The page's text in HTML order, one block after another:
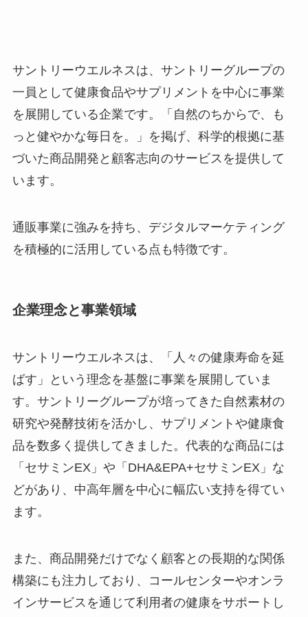
サントリーウエルネスは、サントリーグループの
一員として健康食品やサプリメントを中心に事業
を展開している企業です。「自然のちからで、も
っと健やかな毎日を。」を掲げ、科学的根拠に基
づいた商品開発と顧客志向のサービスを提供して
います。
通販事業に強みを持ち、デジタルマーケティング
を積極的に活用している点も特徴です。
企業理念と事業領域
サントリーウエルネスは、「人々の健康寿命を延
ばす」という理念を基盤に事業を展開していま
す。サントリーグループが培ってきた自然素材の
研究や発酵技術を活かし、サプリメントや健康食
品を数多く提供してきました。代表的な商品には
「セサミンEX」や「DHA&EPA+セサミンEX」な
どがあり、中高年層を中心に幅広い支持を得てい
ます。
また、商品開発だけでなく顧客との長期的な関係
構築にも注力しており、コールセンターやオンラ
インサービスを通じて利用者の健康をサポートし